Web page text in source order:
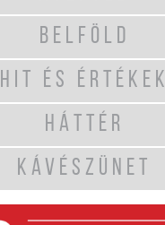
BELFÖLD
HIT ÉS ÉRTÉKEK
HÁTTÉR
KÁVÉSZÜNET